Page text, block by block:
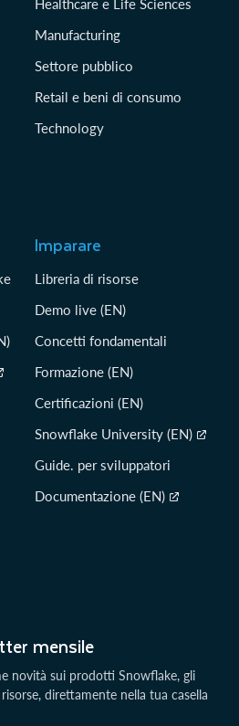
mensile
novità sui prodotti Snowflake, gli
direttamente nella tua casella
Healthcare e Life Sciences
Manufacturing
Settore pubblico
Retail e beni di consumo
Technology
Imparare
Libreria di risorse
Demo live (EN)
Concetti fondamentali
Formazione (EN)
Certificazioni (EN)
Snowflake University (EN)
Guide. per sviluppatori
Documentazione (EN)